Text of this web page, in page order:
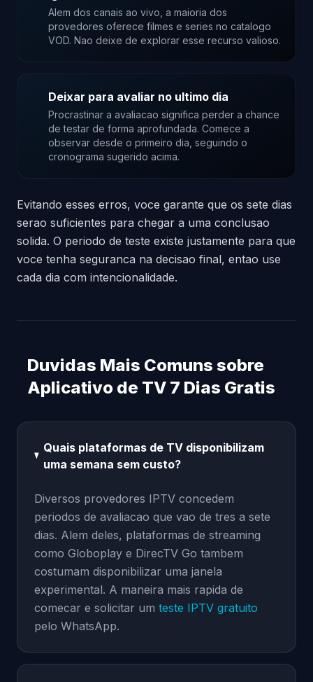
Alem dos canais ao vivo, a maioria dos
provedores oferece filmes e series no catalogo
VOD. Nao deixe de explorar esse recurso valioso.
Deixar para avaliar no ultimo dia
Procrastinar a avaliacao significa perder a chance
de testar de forma aprofundada. Comece a
observar desde o primeiro dia, seguindo o
cronograma sugerido acima.
Evitando esses erros, voce garante que os sete dias
serao suficientes para chegar a uma conclusao
solida. O periodo de teste existe justamente para que
voce tenha seguranca na decisao final, entao use
cada dia com intencionalidade.
Duvidas Mais Comuns sobre
Aplicativo de TV 7 Dias Gratis
Quais plataformas de TV disponibilizam
uma semana sem custo?
Diversos provedores IPTV concedem
periodos de avaliacao que vao de tres a sete
dias. Alem deles, plataformas de streaming
como Globoplay e DirecTV Go tambem
costumam disponibilizar uma janela
experimental. A maneira mais rapida de
comecar e solicitar um teste IPTV gratuito
pelo WhatsApp.